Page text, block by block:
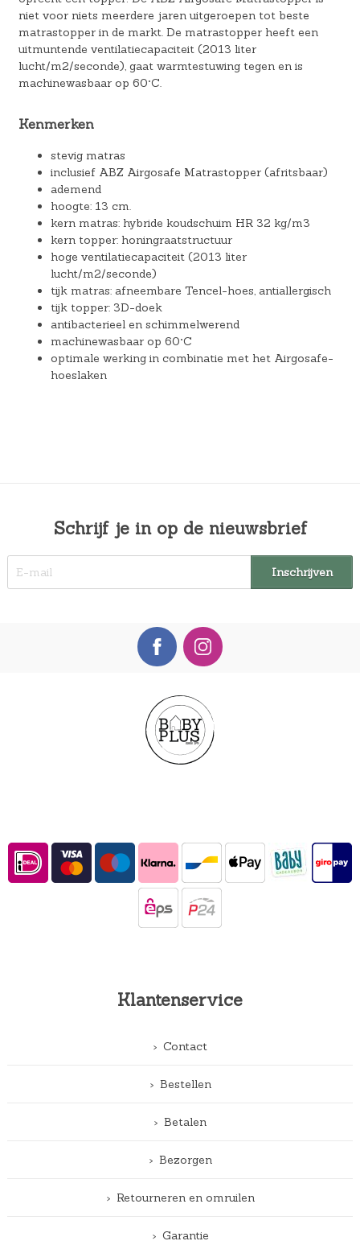
niet voor niets meerdere jaren uitgeroepen tot beste
matrastopper in de markt. De matrastopper heeft een
uitmuntende ventilatiecapaciteit (2013 liter
lucht/m2/seconde), gaat warmtestuwing tegen en is
machinewasbaar op 60°C.
Kenmerken
stevig matras
inclusief ABZ Airgosafe Matrastopper (afritsbaar)
ademend
hoogte: 13 cm.
kern matras: hybride koudschuim HR 32 kg/m3
kern topper: honingraatstructuur
hoge ventilatiecapaciteit (2013 liter
lucht/m2/seconde)
tijk matras: afneembare Tencel-hoes, antiallergisch
tijk topper: 3D-doek
antibacterieel en schimmelwerend
machinewasbaar op 60°C
optimale werking in combinatie met het Airgosafe-
hoeslaken
Schrijf je in op de nieuwsbrief
Klantenservice
Contact
Bestellen
Betalen
Bezorgen
Retourneren en omruilen
Garantie